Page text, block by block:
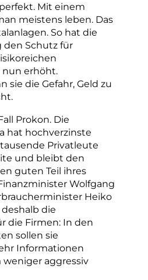
Mit einem
meistens leben. Das
So hat die
den Schutz für
erhöht.
sie die Gefahr, Geld zu
Prokon. Die
hat hochverzinste
Privatleute
und bleibt den
guten Teil ihres
Wolfgang
Heiko
deshalb die
die Firmen: In den
sollen sie
Informationen
aggressiv